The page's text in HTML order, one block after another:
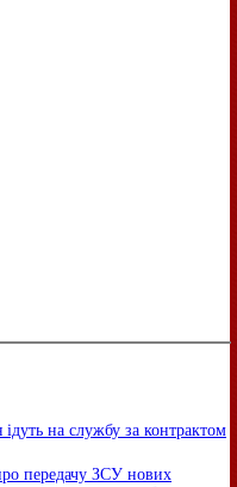
на службу за контрактом
передачу ЗСУ нових